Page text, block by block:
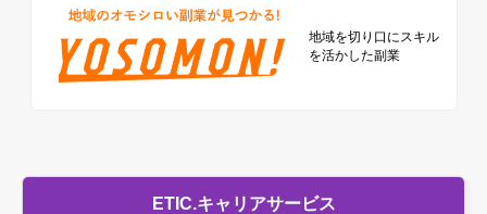
地域を切り口に スキル
を活かした副業
ETIC.キャリアサービス